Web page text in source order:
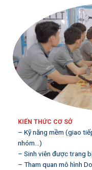
KIẾN THỨC CƠ SỞ
– Kỹ năng mềm (giao
nhóm…)
– Sinh viên được trang
– Tham quan mô hình